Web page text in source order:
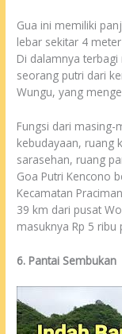
Gua ini memiliki
lebar sekitar 4
Di dalamnya
seorang putri dari
Wungu, yang
Fungsi dari
kebudayaan, ruang
sarasehan, ruang
Goa Putri Kencono
Kecamatan
39 km dari pusat
masuknya Rp 5 ribu
6. Pantai Sembukan